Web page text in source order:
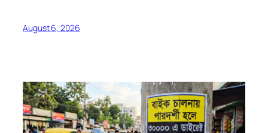
August 6, 2026